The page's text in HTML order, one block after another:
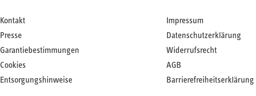
Kontakt
Presse
Garantiebestimmungen
Cookies
Entsorgungshinweise
Impressum
Datenschutzerklärung
Widerrufsrecht
AGB
Barrierefreiheitserklärung